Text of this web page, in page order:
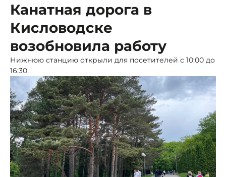
Канатная дорога в
Кисловодске
возобновила работу
Нижнюю станцию открыли для посетителей с 10:00 до
16:30.